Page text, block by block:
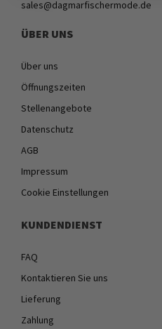
sales@dagmarfischermode.de
ÜBER UNS
Über uns
Öffnungszeiten
Stellenangebote
Datenschutz
AGB
Impressum
Cookie Einstellungen
KUNDENDIENST
FAQ
Kontaktieren Sie uns
Lieferung
Zahlung